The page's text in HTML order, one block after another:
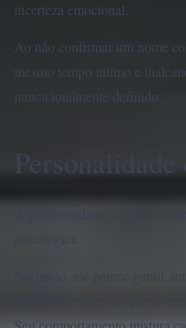
incerteza emocional.
Ao não confirmar um nome
mesmo tempo íntimo e
nunca totalmente definido.
A personalidade de Khol
exatamente por isso que se